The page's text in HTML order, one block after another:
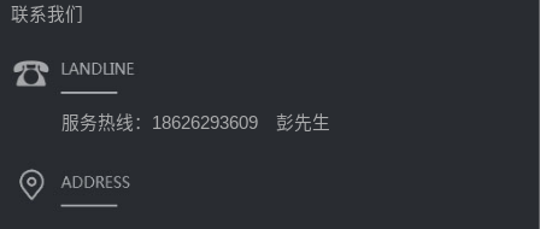
联系我们
服务热线：18626293609 彭先生